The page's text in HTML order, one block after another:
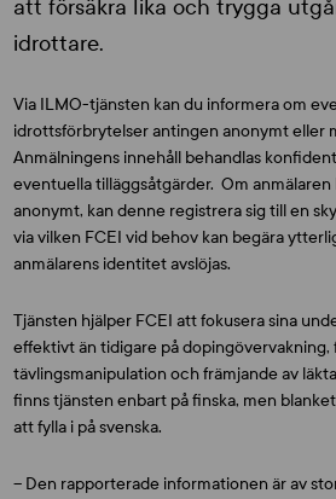
att försäkra lika och trygga
idrottare.
Via ILMO-tjänsten kan du informera om
idrottsförbrytelser antingen anonymt eller
Anmälningens innehåll behandlas
eventuella tilläggsåtgärder. Om anmälaren
anonymt, kan denne registrera sig till en
via vilken FCEI vid behov kan begära
anmälarens identitet avslöjas.
Tjänsten hjälper FCEI att fokusera sina
effektivt än tidigare på dopingövervakning,
tävlingsmanipulation och främjande av
finns tjänsten enbart på finska, men
att fylla i på svenska.
– Den rapporterade informationen är av